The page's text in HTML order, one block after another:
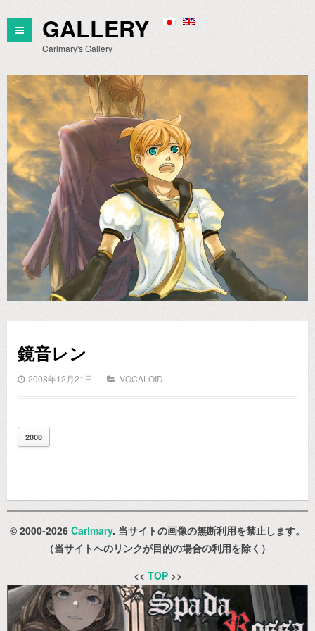
GALLERY
Carlmary's Gallery
鏡音レン
2008年12月21日 VOCALOID
2008
© 2000-2026 Carlmary. 当サイトの画像の無断利用を禁止します。
（当サイトへのリンクが目的の場合の利用を除く）
<< TOP>>